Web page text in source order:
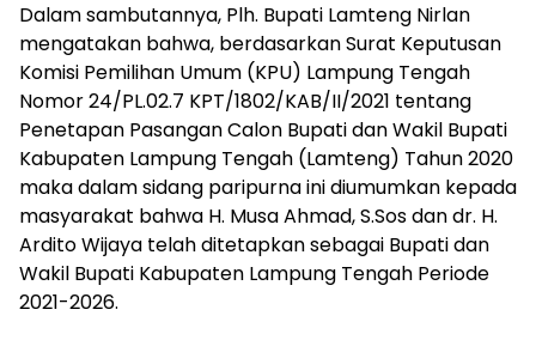
Dalam sambutannya, Plh. Bupati Lamteng Nirlan
mengatakan bahwa, berdasarkan Surat Keputusan
Komisi Pemilihan Umum (KPU) Lampung Tengah
Nomor 24/PL.02.7 KPT/1802/KAB/II/2021 tentang
Penetapan Pasangan Calon Bupati dan Wakil Bupati
Kabupaten Lampung Tengah (Lamteng) Tahun 2020
maka dalam sidang paripurna ini diumumkan kepada
masyarakat bahwa H. Musa Ahmad, S.Sos dan dr. H.
Ardito Wijaya telah ditetapkan sebagai Bupati dan
Wakil Bupati Kabupaten Lampung Tengah Periode
2021-2026.